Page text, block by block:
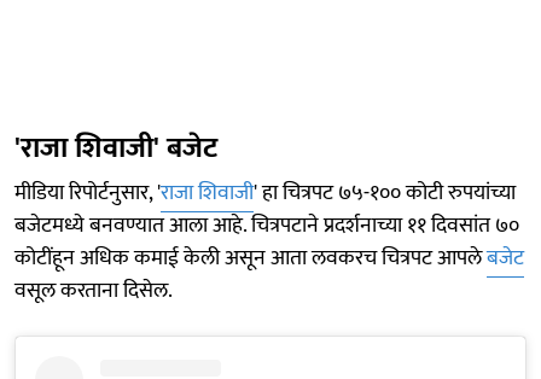
'राजा शिवाजी' बजेट
मीडिया रिपोर्टनुसार, 'राजा शिवाजी' हा चित्रपट ७५-१०० कोटी रुपयांच्या
बजेटमध्ये बनवण्यात आला आहे. चित्रपटाने प्रदर्शनाच्या ११ दिवसांत ७०
कोटींहून अधिक कमाई केली असून आता लवकरच चित्रपट आपलेबजेट
वसूल करताना दिसेल.